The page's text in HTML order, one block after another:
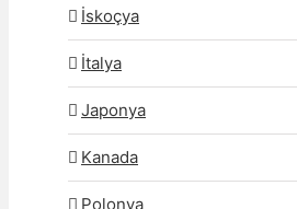
İskoçya
İtalya
Japonya
Kanada
Polonya